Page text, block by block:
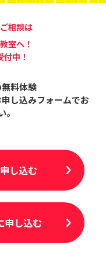
相談は
室へ！
中！
料体験
し込みフォームでお
し込む
申し込む